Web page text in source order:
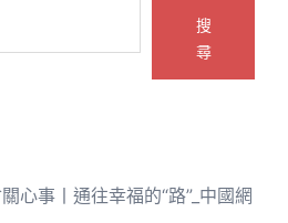
搜
尋
心事丨通往幸福的“路”_中國網